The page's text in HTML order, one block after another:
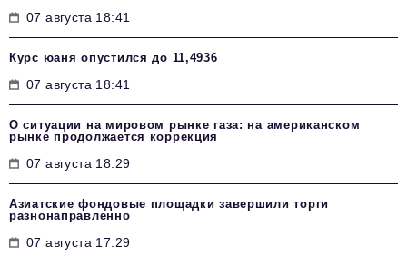
07 августа 18:41
Курс юаня опустился до 11,4936
07 августа 18:41
О ситуации на мировом рынке газа: на американском
рынке продолжается коррекция
07 августа 18:29
Азиатские фондовые площадки завершили торги
разнонаправленно
07 августа 17:29